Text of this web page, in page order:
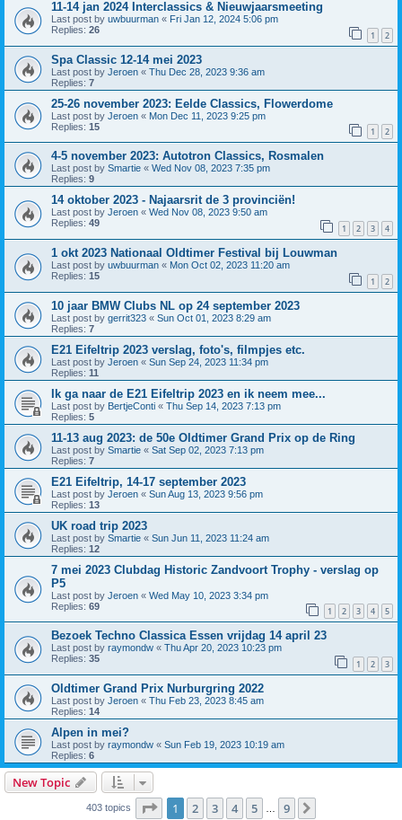
11-14 jan 2024 Interclassics & Nieuwjaarsmeeting
Last post by uwbuurman « Fri Jan 12, 2024 5:06 pm
Replies: 26 1 2
Spa Classic 12-14 mei 2023
Last post by Jeroen « Thu Dec 28, 2023 9:36 am
Replies: 7
25-26 november 2023: Eelde Classics, Flowerdome
Last post by Jeroen « Mon Dec 11, 2023 9:25 pm
Replies: 15 1 2
4-5 november 2023: Autotron Classics, Rosmalen
Last post by Smartie « Wed Nov 08, 2023 7:35 pm
Replies: 9
14 oktober 2023 - Najaarsrit de 3 provinciën!
Last post by Jeroen « Wed Nov 08, 2023 9:50 am
Replies: 49 1 2 3 4
1 okt 2023 Nationaal Oldtimer Festival bij Louwman
Last post by uwbuurman « Mon Oct 02, 2023 11:20 am
Replies: 15 1 2
10 jaar BMW Clubs NL op 24 september 2023
Last post by gerrit323 « Sun Oct 01, 2023 8:29 am
Replies: 7
E21 Eifeltrip 2023 verslag, foto's, filmpjes etc.
Last post by Jeroen « Sun Sep 24, 2023 11:34 pm
Replies: 11
Ik ga naar de E21 Eifeltrip 2023 en ik neem mee...
Last post by BertjeConti « Thu Sep 14, 2023 7:13 pm
Replies: 5
11-13 aug 2023: de 50e Oldtimer Grand Prix op de Ring
Last post by Smartie « Sat Sep 02, 2023 7:13 pm
Replies: 7
E21 Eifeltrip, 14-17 september 2023
Last post by Jeroen « Sun Aug 13, 2023 9:56 pm
Replies: 13
UK road trip 2023
Last post by Smartie « Sun Jun 11, 2023 11:24 am
Replies: 12
7 mei 2023 Clubdag Historic Zandvoort Trophy - verslag op
P5
Last post by Jeroen « Wed May 10, 2023 3:34 pm
Replies: 69 1 2 3 4 5
Bezoek Techno Classica Essen vrijdag 14 april 23
Last post by raymondw « Thu Apr 20, 2023 10:23 pm
Replies: 35 1 2 3
Oldtimer Grand Prix Nurburgring 2022
Last post by Jeroen « Thu Feb 23, 2023 8:45 am
Replies: 14
Alpen in mei?
Last post by raymondw « Sun Feb 19, 2023 10:19 am
Replies: 6
New Topic
403 topics Page 1of 9
1 2 3 4 5 9